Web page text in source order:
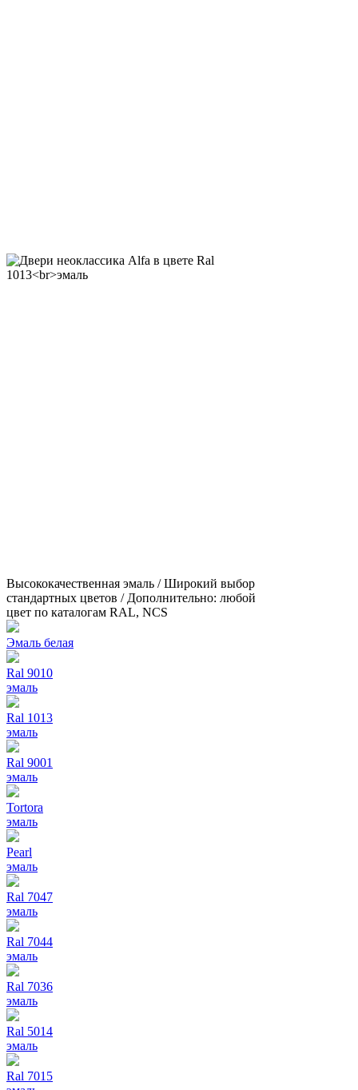
Высококачественная эмаль / Широкий выбор
стандартных цветов / Дополнительно: любой
цвет по каталогам RAL, NCS
Эмаль белая
Ral 9010
эмаль
Ral 1013
эмаль
Ral 9001
эмаль
Tortora
эмаль
Pearl
эмаль
Ral 7047
эмаль
Ral 7044
эмаль
Ral 7036
эмаль
Ral 5014
эмаль
Ral 7015